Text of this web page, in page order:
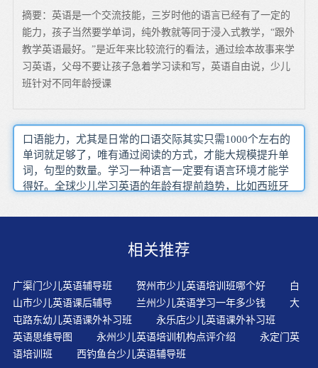
摘要：英语是一个交流技能，三岁时他的语言已经有了一定的
能力，孩子当然要学单词，纯外教就等同于浸入式教学，“跟外
教学英语最好。”是近年来比较流行的看法，通过绘本故事来学
习英语，父母不要让孩子急着学习读和写，英语自由说，少儿
班针对不同年龄授课
口语能力，尤其是日常的口语交际其实只需1000个左右的
单词就足够了，唯有通过阅读的方式，才能大规模提升单
词，句型的数量。学习一种语言一定要有语言环境才能学
得好。全球少儿学习英语的年龄有提前趋势，比如西班牙
岁。中国孩子在父母督促下也早早赶考。?在教材、教学方
受先进的西式英语教育。幼儿的心理障碍小。大人在学习
得没有面子可以常用“比一比，谁的音发得最佳”的竞赛来
使孩子集中注意力，养成仔细听音、观察口形、认真模仿
的好习惯。幼儿科学学习的核心是激发探究欲望，培养探
究能力。学英语要使用我们平时没有意识到的另外一个大
脑—超逻辑意识脑！从心理学来说，6岁前，孩子声音敏感
度相对较高，右脑控制发音器官的能力较强，发音的运动
相关推荐
广渠门少儿英语辅导班 贺州市少儿英语培训班哪个好
白
山市少儿英语课后辅导
兰州少儿英语学习一年多少钱
大
屯路东幼儿英语课外补习班
永乐店少儿英语课外补习班
英语思维导图
永州少儿英语培训机构点评介绍
永定门英
语培训班
西钓鱼台少儿英语辅导班